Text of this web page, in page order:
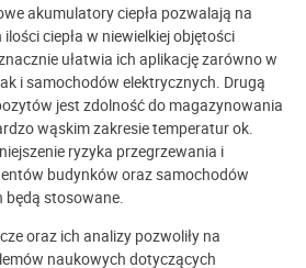
akumulatory ciepła pozwalają na
ciepła w niewielkiej objętości
ułatwia ich aplikację zarówno w
i samochodów elektrycznych. Drugą
jest zdolność do magazynowania
wąskim zakresie temperatur ok.
ryzyka przegrzewania i
budynków oraz samochodów
będą stosowane.
oraz ich analizy pozwoliły na
naukowych dotyczących